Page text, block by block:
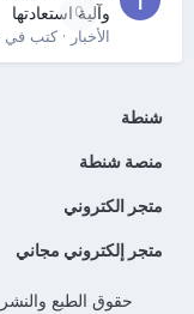
0
وآلية استعادتها
الأخبار· كتب في
شنطة
منصة شنطة
متجر الكتروني
متجر إلكتروني مجاني
حقوق الطبع والنشر